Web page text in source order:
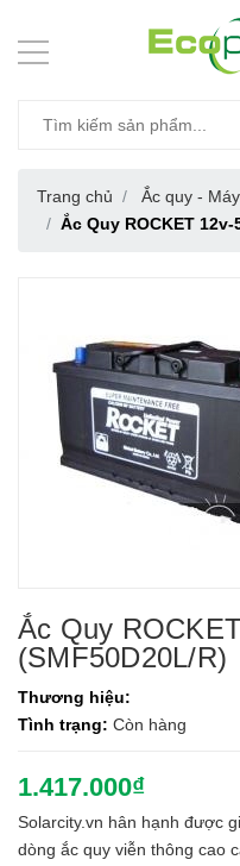
Trang chủ
Ắc quy -
Ắc Quy ROCKET 12v-
Ắc Quy
(SMF50D20L/R)
Thương hiệu:
Tình trạng: Còn hàng
1.417.000₫
Solarcity.vn hân hạnh được
dòng ắc quy viễn thông cao